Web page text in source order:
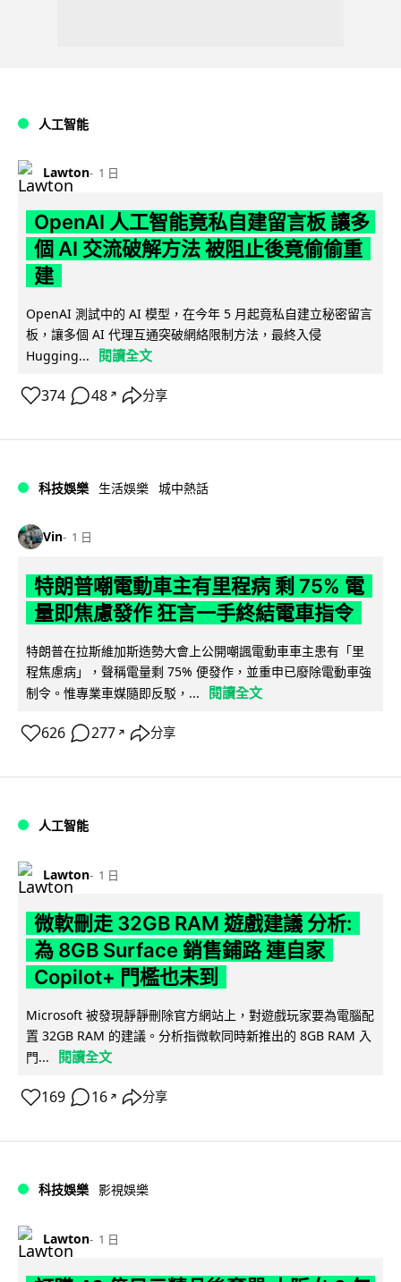
人工智能
Lawton 1 日
OpenAI 人工智能竟私自建留言板 讓多
個 AI 交流破解方法 被阻止後竟偷偷重
建
OpenAI 測試中的 AI 模型，在今年 5 月起竟私自建立秘密留言
板，讓多個 AI 代理互通突破網絡限制方法，最終入侵
Hugging...
閱讀全文
374 48 ↗ 分享
科技娛樂 生活娛樂 城中熱話
Vin 1 日
特朗普嘲電動車主有里程病 剩 75% 電
量即焦慮發作 狂言一手終結電車指令
特朗普在拉斯維加斯造勢大會上公開嘲諷電動車車主患有「里
程焦慮病」，聲稱電量剩 75% 便發作，並重申已廢除電動車強
制令。惟專業車媒隨即反駁，...
閱讀全文
626 277 ↗ 分享
人工智能
Lawton 1 日
微軟刪走 32GB RAM 遊戲建議 分析:
為 8GB Surface 銷售鋪路 連自家
Copilot+ 門檻也未到
Microsoft 被發現靜靜刪除官方網站上，對遊戲玩家要為電腦配
置 32GB RAM 的建議。分析指微軟同時新推出的 8GB RAM 入
門...
閱讀全文
169 16 ↗ 分享
科技娛樂 影視娛樂
Lawton 1 日